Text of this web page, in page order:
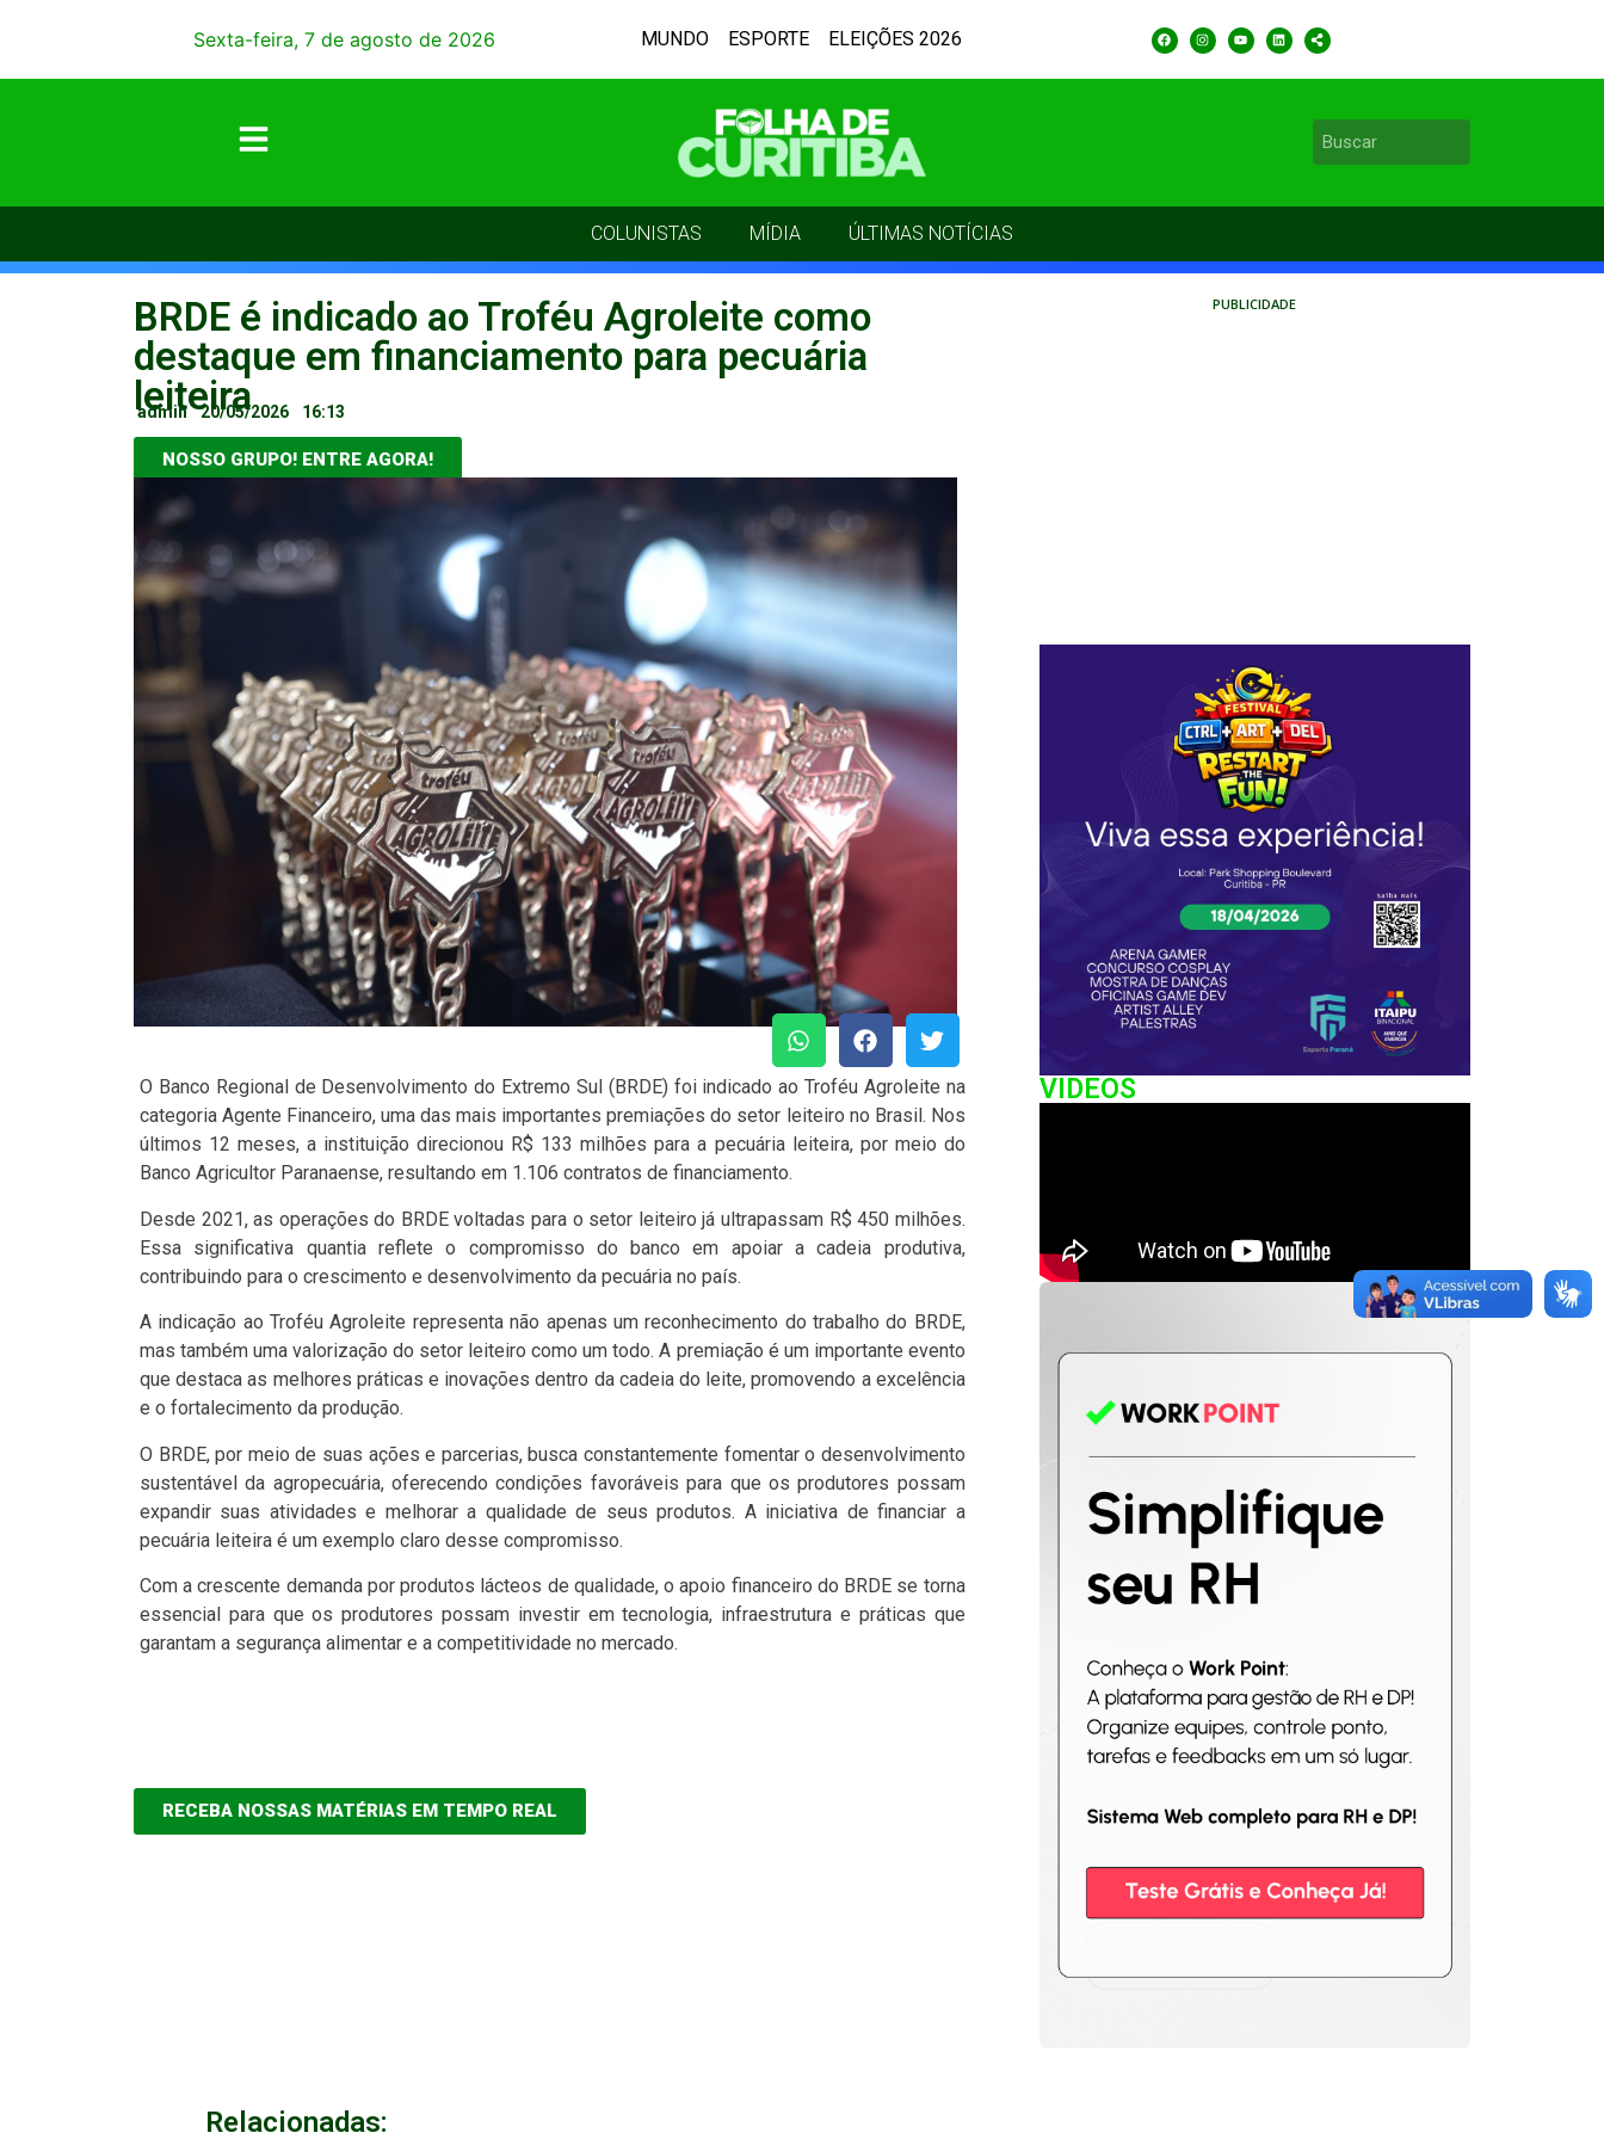
Sexta-feira, 7 de agosto de 2026 MUNDO ESPORTE ELEIÇÕES 2026
COLUNISTAS MÍDIA ÚLTIMAS NOTÍCIAS
BRDE é indicado ao Troféu Agroleite como
destaque em financiamento para pecuária
leiteira
admin 20/05/2026 16:13
NOSSO GRUPO! ENTRE AGORA!
O Banco Regional de Desenvolvimento do Extremo Sul (BRDE) foi indicado ao Troféu Agroleite na
categoria Agente Financeiro, uma das mais importantes premiações do setor leiteiro no Brasil. Nos
últimos 12 meses, a instituição direcionou R$ 133 milhões para a pecuária leiteira, por meio do
Banco Agricultor Paranaense, resultando em 1.106 contratos de financiamento.
Desde 2021, as operações do BRDE voltadas para o setor leiteiro já ultrapassam R$ 450 milhões.
Essa significativa quantia reflete o compromisso do banco em apoiar a cadeia produtiva,
contribuindo para o crescimento e desenvolvimento da pecuária no país.
A indicação ao Troféu Agroleite representa não apenas um reconhecimento do trabalho do BRDE,
mas também uma valorização do setor leiteiro como um todo. A premiação é um importante evento
que destaca as melhores práticas e inovações dentro da cadeia do leite, promovendo a excelência
e o fortalecimento da produção.
O BRDE, por meio de suas ações e parcerias, busca constantemente fomentar o desenvolvimento
sustentável da agropecuária, oferecendo condições favoráveis para que os produtores possam
expandir suas atividades e melhorar a qualidade de seus produtos. A iniciativa de financiar a
pecuária leiteira é um exemplo claro desse compromisso.
Com a crescente demanda por produtos lácteos de qualidade, o apoio financeiro do BRDE se torna
essencial para que os produtores possam investir em tecnologia, infraestrutura e práticas que
garantam a segurança alimentar e a competitividade no mercado.
RECEBA NOSSAS MATÉRIAS EM TEMPO REAL
PUBLICIDADE
VIDEOS
Relacionadas: